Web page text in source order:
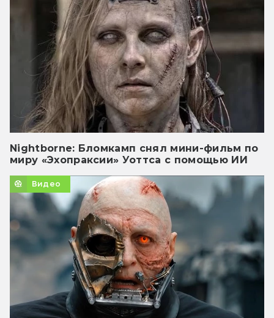
Nightborne: Бломкамп снял мини-фильм по
миру «Эхопраксии» Уоттса с помощью ИИ
Видео